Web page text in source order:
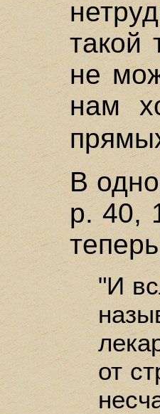
такой
не
нам
В
р. 40,
"И
от